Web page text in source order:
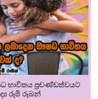
භාවිතය ප්‍රචණ්ඩත්වයට
රූමි රූබන්